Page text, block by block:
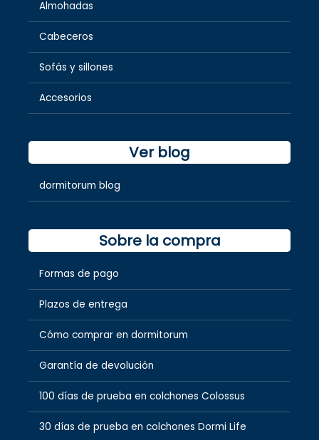
Almohadas
Cabeceros
Sofás y sillones
Accesorios
Ver blog
dormitorum blog
Sobre la compra
Formas de pago
Plazos de entrega
Cómo comprar en dormitorum
Garantía de devolución
100 días de prueba en colchones Colossus
30 días de prueba en colchones Dormi Life